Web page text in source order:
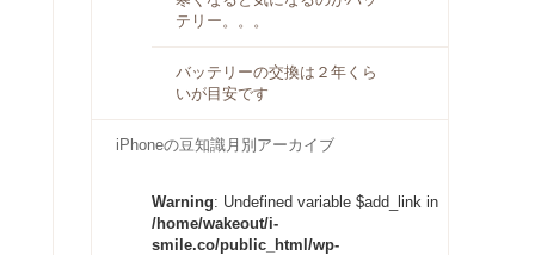
テリー。。。
バッテリーの交換は２年くら
いが目安です
iPhoneの豆知識月別アーカイブ
Warning: Undefined variable $add_link in
/home/wakeout/i-
smile.co/public_html/wp-